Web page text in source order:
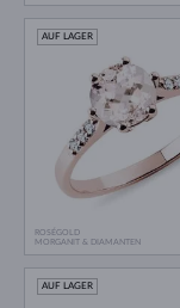
ROSÉGOLD
MORGANIT & DIAMANTEN
AUF LAGER
AUF LAGER